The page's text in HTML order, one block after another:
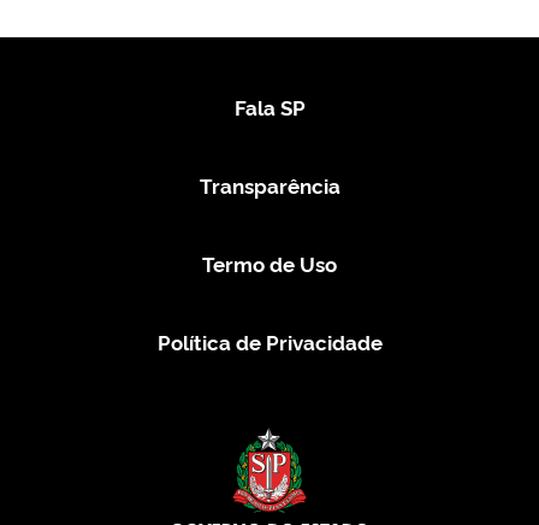
Fala SP
Transparência
Termo de Uso
Política de Privacidade